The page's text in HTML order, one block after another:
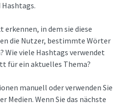
erkennen, in dem sie diese
die Nutzer, bestimmte Wörter
Wie viele Hashtags verwendet
für ein aktuelles Thema?
manuell oder verwenden Sie
Medien. Wenn Sie das nächste